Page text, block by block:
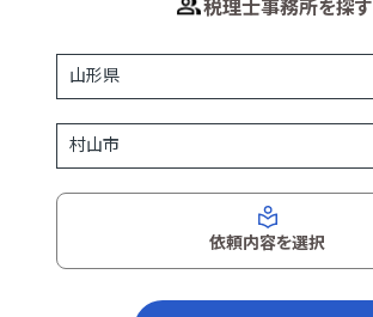
依頼内容を選択